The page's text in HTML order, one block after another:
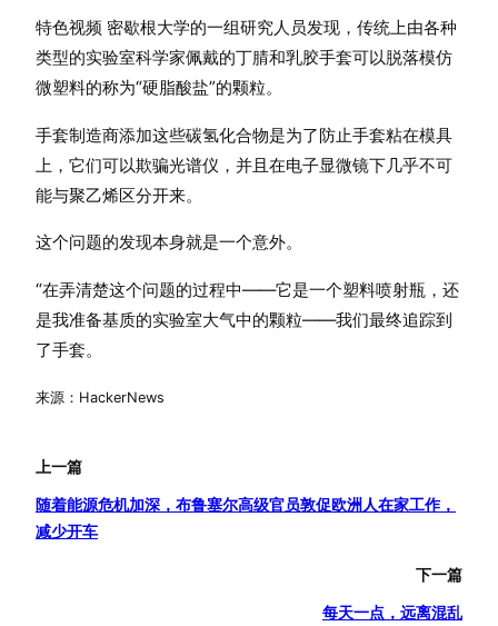
特色视频 密歇根大学的一组研究人员发现，传统上由各种
类​​型的实验室科学家佩戴的丁腈和乳胶手套可以脱落模仿
微塑料的称为“硬脂酸盐”的颗粒。
手套制造商添加这些碳氢化合物是为了防止手套粘在模具
上，它们可以欺骗光谱仪，并且在电子显微镜下几乎不可
能与聚乙烯区分开来。
这个问题的发现本身就是一个意外。
“在弄清楚这个问题的过程中——它是一个塑料喷射瓶，还
是我准备基质的实验室大气中的颗粒——我们最终追踪到
了手套。
来源：HackerNews
上一篇
随着能源危机加深，布鲁塞尔高级官员敦促欧洲人在家工作，
减少开车
下一篇
每天一点，远离混乱